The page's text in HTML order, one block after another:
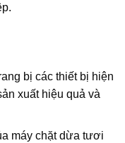
bị các thiết bị hiện
xuất hiệu quả và
máy chặt dừa tươi